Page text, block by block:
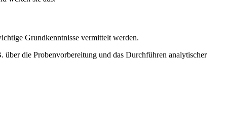
Grundkenntnisse vermittelt werden.
die Probenvorbereitung und das Durchführen analytischer